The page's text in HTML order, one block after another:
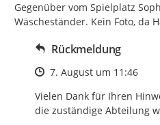
Gegenüber vom Spielplatz
Wäscheständer. Kein Foto, da
Rückmeldung
Zeitpunkt des Erstellens
7. August um 11:46
Vielen Dank für Ihren
die zuständige Abteilung